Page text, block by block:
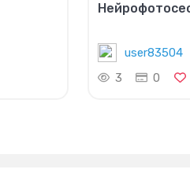
user83504
3
0